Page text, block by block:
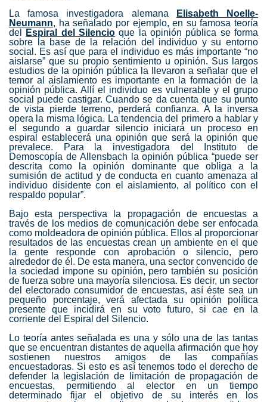
La famosa investigadora alemana
Elisabeth Noelle-
Neumann, ha señalado por ejemplo, en su famosa teoría
del
Espiral del Silencio que la opinión pública se forma
sobre la base de la relación del individuo y su entorno
social. Es así que para el individuo es más importante “no
aislarse” que su propio sentimiento u opinión. Sus largos
estudios de la opinión pública la llevaron a señalar que el
temor al aislamiento es importante en la formación de la
opinión pública. Allí el individuo es vulnerable y el grupo
social puede castigar. Cuando se da cuenta que su punto
de vista pierde terreno, perderá confianza. A la inversa
opera la misma lógica. La tendencia del primero a hablar y
el segundo a guardar silencio iniciará un proceso en
espiral establecerá una opinión que será la opinión que
prevalece. Para la investigadora del Instituto de
Demoscopía de Allensbach la opinión pública “puede ser
descrita como la opinión dominante que obliga a la
sumisión de actitud y de conducta en cuanto amenaza al
individuo disidente con el aislamiento, al político con el
respaldo popular”.
Bajo esta perspectiva la propagación de encuestas a
través de los medios de comunicación debe ser enfocada
como moldeadora de opinión pública. Ellos al proporcionar
resultados de las encuestas crean un ambiente en el que
la gente responde con aprobación o silencio, pero
alrededor de él. De esta manera, una sector convencido de
la sociedad impone su opinión, pero también su posición
de fuerza sobre una mayoría silenciosa. Es decir, un sector
del electorado consumidor de encuestas, así éste sea un
pequeño porcentaje, verá afectada su opinión política
presente que incidirá en su voto futuro, si cae en la
corriente del Espiral del Silencio.
Lo teoría antes señalada es una y sólo una de las tantas
que se encuentran distantes de aquella afirmación que hoy
sostienen nuestros amigos de las compañías
encuestadoras. Si esto es así tenemos todo el derecho de
defender la legislación de limitación de propagación de
encuestas, permitiendo al elector en un tiempo
determinado fijar el objetivo de su interés en los